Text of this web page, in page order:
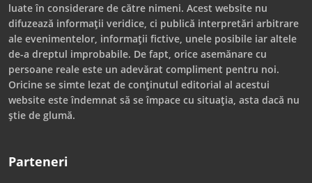
luate în considerare de către nimeni. Acest website nu
difuzează informații veridice, ci publică interpretări arbitrare
ale evenimentelor, informații fictive, unele posibile iar altele
de-a dreptul improbabile. De fapt, orice asemănare cu
persoane reale este un adevărat compliment pentru noi.
Oricine se simte lezat de conținutul editorial al acestui
website este îndemnat să se împace cu situația, asta dacă nu
știe de glumă.
Parteneri